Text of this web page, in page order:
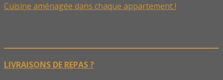
Cuisine aménagée dans chaque appartement !
LIVRAISONS DE REPAS ?